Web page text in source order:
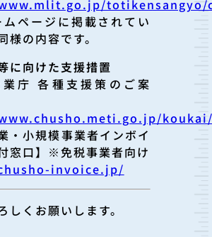
totikensangyo/
ページに掲載されてい
様の内容です。
に向けた支援措置
業庁 各種支援策のご案
・小規模事業者インボイ
窓口】※免税事業者向け
invoice.jp/
しくお願いします。